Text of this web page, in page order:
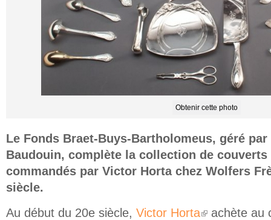
Obtenir cette photo
Le Fonds Braet-Buys-Bartholomeus, géré
Baudouin, complète la collection de
commandés par Victor Horta chez Wolfers
siècle.
Au début du 20e siècle, Victor Horta(link is external)
achète au